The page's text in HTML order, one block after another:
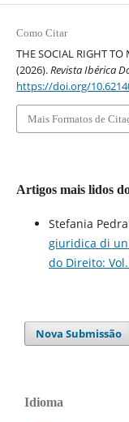
Como Citar
THE SOCIAL RIGHT TO
(2026).Revista Ibérica
https://doi.org/
Mais Formatos de
Artigos mais lidos
Stefania
giuridica di
do Direito: Vol.
Nova Submissão
Idioma